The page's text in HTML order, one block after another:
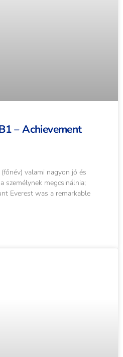
– Achievement
valami nagyon jó és
személynek megcsinálnia;
Everest was a remarkable